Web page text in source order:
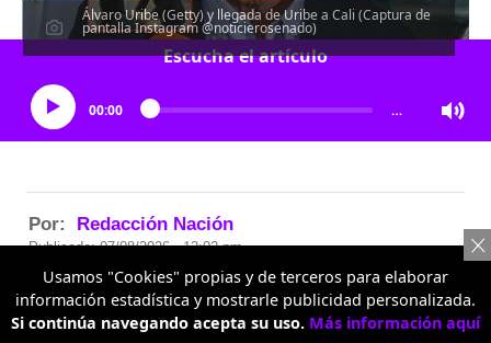
Álvaro Uribe (Getty) y llegada de Uribe a Cali (Captura de
pantalla Instagram @noticierosenado)
Escucha el artículo
00:00 …
Por: Redacción Nación
Publicado: 07/08/2026 - 12:02 pm
Únete a nuestro canal en WhatsApp
Usamos "Cookies" propias y de terceros para elaborar
información estadística y mostrarle publicidad personalizada.
Si continúa navegando acepta su uso. Más información aquí